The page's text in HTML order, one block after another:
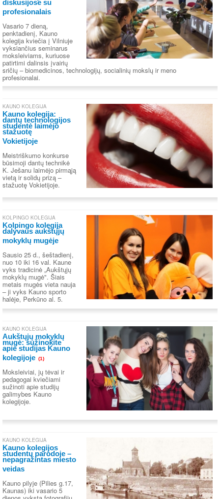
diskusijose su
profesionalais
Vasario 7 dieną,
penktadienį, Kauno
kolegija kviečia į Vilniuje
vyksiančius seminarus
moksleiviams, kuriuose
patirtimi dalinsis įvairių
sričių – biomedicinos, technologijų, socialinių mokslų ir meno
profesionalai.
KAUNO KOLEGIJA
Kauno kolegija:
dantų technologijos
studentė laimėjo
stažuotę
Vokietijoje
Meistriškumo konkurse
būsimoji dantų technikė
K. Ješanu laimėjo pirmąją
vietą ir solidų prizą –
stažuotę Vokietijoje.
KOLPINGO KOLEGIJA
Kolpingo kolegija
dalyvaus aukštųjų
mokyklų mugėje
Sausio 25 d., šeštadienį,
nuo 10 iki 16 val. Kaune
vyks tradicinė „Aukštųjų
mokyklų mugė". Šiais
metais mugės vieta nauja
– ji vyks Kauno sporto
halėje, Perkūno al. 5.
KAUNO KOLEGIJA
Aukštųjų mokyklų
mugė: sužinokite
apie studijas Kauno
kolegijoje (1)
Moksleiviai, jų tėvai ir
pedagogai kviečiami
sužinoti apie studijų
galimybes Kauno
kolegijoje.
KAUNO KOLEGIJA
Kauno kolegijos
studentų parodoje –
nepagražintas miesto
veidas
Kauno pilyje (Pilies g.17,
Kaunas) iki vasario 5